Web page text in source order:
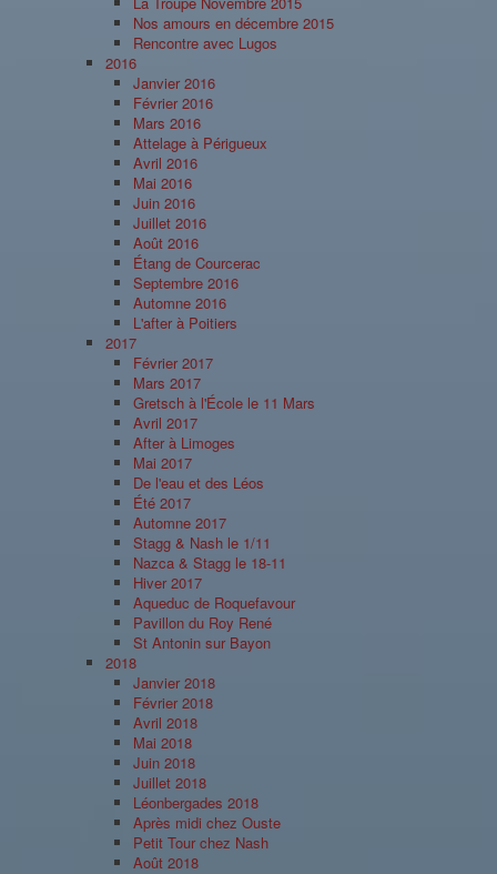
Nos amours en décembre 2015
Rencontre avec Lugos
2016
Janvier 2016
Février 2016
Mars 2016
Attelage à Périgueux
Avril 2016
Mai 2016
Juin 2016
Juillet 2016
Août 2016
Étang de Courcerac
Septembre 2016
Automne 2016
L'after à Poitiers
2017
Février 2017
Mars 2017
Gretsch à l'École le 11 Mars
Avril 2017
After à Limoges
Mai 2017
De l'eau et des Léos
Été 2017
Automne 2017
Stagg & Nash le 1/11
Nazca & Stagg le 18-11
Hiver 2017
Aqueduc de Roquefavour
Pavillon du Roy René
St Antonin sur Bayon
2018
Janvier 2018
Février 2018
Avril 2018
Mai 2018
Juin 2018
Juillet 2018
Léonbergades 2018
Après midi chez Ouste
Petit Tour chez Nash
Août 2018